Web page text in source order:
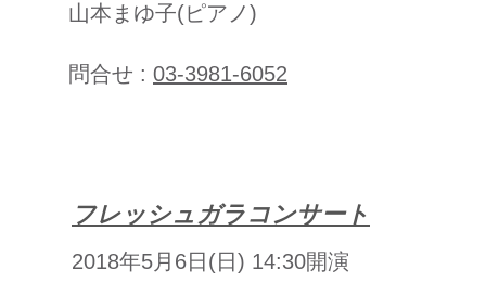
山本まゆ子(ピアノ)
問合せ : 03-3981-6052
​フレッシュガラコンサート
2018年5月6日(日) 14:30開演